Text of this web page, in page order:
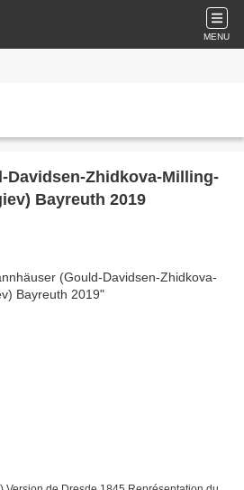
MENU
Davidsen-Zhidkova-Milling-
Bayreuth 2019